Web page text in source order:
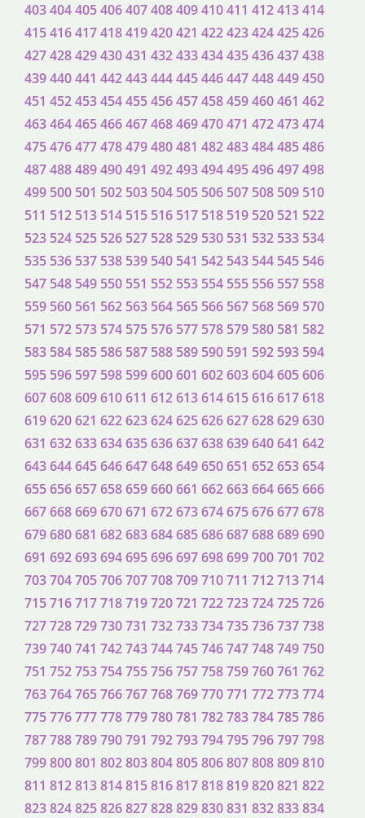
403404405406407408409410411 412413414
415416417418419420421 422423424425426
427428429430431 432433434435436437438
439440441 442443444445446447448449450
451 452453454455456457458459460461 462
463464465466467468469470471 472473474
475476477478479480481 482483484485486
487488489490491 492493494495496497498
499 500 501 502 503 504 505 506 507 508 509 510
511 512 513 514 515 516 517 518 519 520 521 522
523 524 525 526 527 528 529 530 531 532 533 534
535 536 537 538 539 540 541 542 543 544 545 546
547 548 549 550 551 552 553 554 555 556 557 558
559 560 561 562 563 564 565 566 567 568 569 570
571 572 573 574 575 576 577 578 579 580 581 582
583 584 585 586 587 588 589 590 591 592 593 594
595 596 597 598 599600601 602603604605606
607608609610611 612613614615616617618
619620621 622623624625626627628629630
631 632633634635636637638639640641 642
643644645646647648649650651 652653654
655656657658659660661 662663664665666
667668669670671 672673674675676677678
679680681 682683684685686687688689690
691 692693694695696697698699700701 702
703704705706707708709710711 712713714
715716717718719720721 722723724725726
727728729730731 732733734735736737738
739740741 742743744745746747748749750
751 752753754755756757758759760761 762
763764765766767768769770771 772773774
775776777778779780781 782783784785786
787788789790791 792793794795796797798
799800801 802803804805806807808809810
811 812813814815816817818819820821 822
823824825826827828829830831 832833834